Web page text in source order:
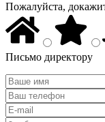
Пожалуйста,
Письмо директору